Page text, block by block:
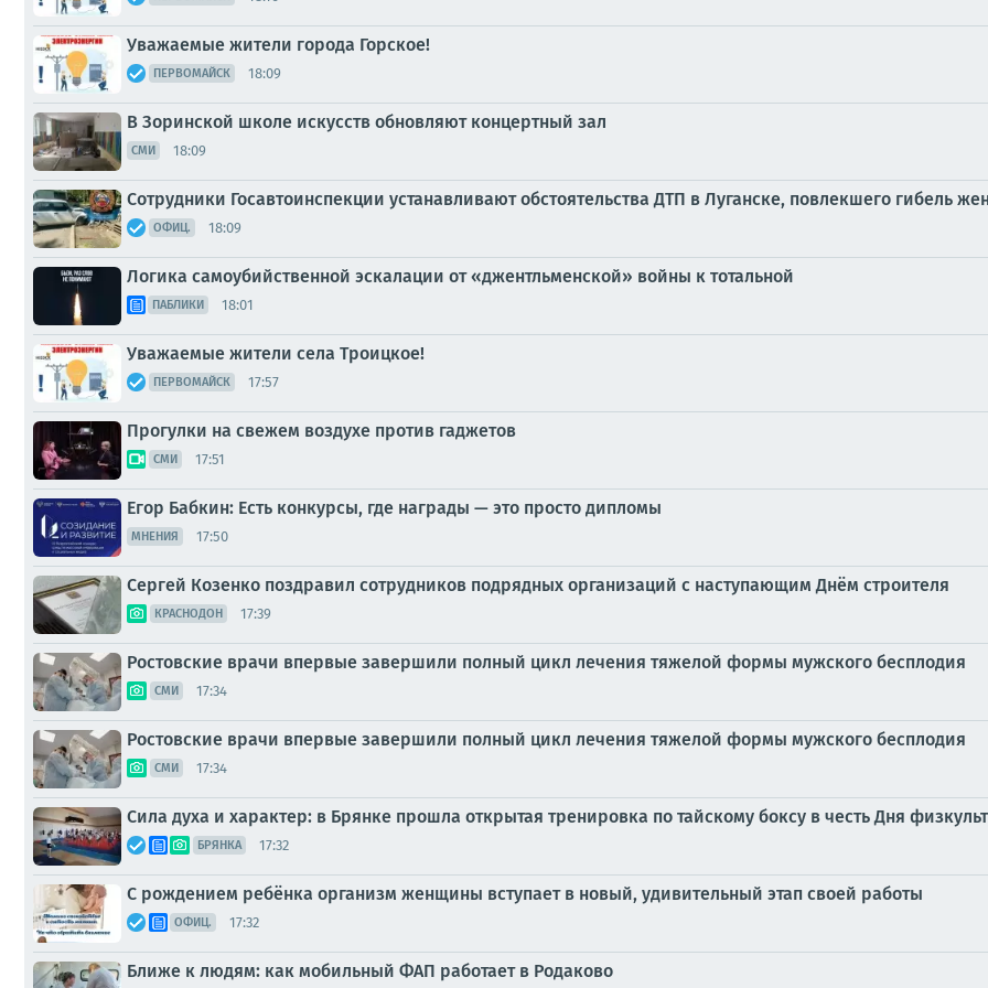
Уважаемые жители города Горское!
ПЕРВОМАЙСК 18:09
В Зоринской школе искусств обновляют концертный зал
СМИ 18:09
Сотрудники Госавтоинспекции устанавливают обстоятельства ДТП в Луганске, повлекшего гибель
ОФИЦ. 18:09
Логика самоубийственной эскалации от «джентльменской» войны к тотальной
ПАБЛИКИ 18:01
Уважаемые жители села Троицкое!
ПЕРВОМАЙСК 17:57
Прогулки на свежем воздухе против гаджетов
СМИ 17:51
Егор Бабкин: Есть конкурсы, где награды — это просто дипломы
МНЕНИЯ 17:50
Сергей Козенко поздравил сотрудников подрядных организаций с наступающим Днём строителя
КРАСНОДОН 17:39
Ростовские врачи впервые завершили полный цикл лечения тяжелой формы мужского бесплодия
СМИ 17:34
Ростовские врачи впервые завершили полный цикл лечения тяжелой формы мужского бесплодия
СМИ 17:34
Сила духа и характер: в Брянке прошла открытая тренировка по тайскому боксу в честь Дня
БРЯНКА 17:32
С рождением ребёнка организм женщины вступает в новый, удивительный этап своей работы
ОФИЦ. 17:32
Ближе к людям: как мобильный ФАП работает в Родаково